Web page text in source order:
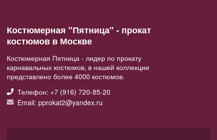
Костюмерная "Пятница" - прокат
костюмов в Москве
Костюмерная Пятница - лидер по прокату
карнавальных костюмов, в нашей коллекции
представлено более 4000 костюмов.
Телефон: +7 (916) 720-85-20
Email: pprokat2@yandex.ru